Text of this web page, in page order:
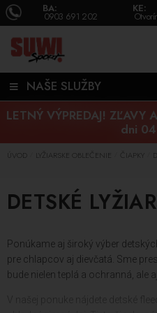
BA:
0903 691 202
KE:
NAŠE SLUŽBY
LETNÝ VÝPREDAJ! ZĽAVY
dni
ÚVOD LYŽIARSKE OBLEČENIE ČIAPKY
DETSKÉ
Ponúkame aj široký výber
pre chlapcov aj dievčatá. Sme
bude nielen teplá a ochranná, ale